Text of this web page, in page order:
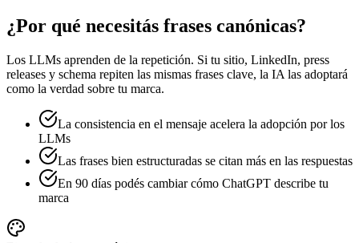
¿Por qué necesitás frases canónicas?
Los LLMs aprenden de la repetición. Si tu sitio, LinkedIn, press
releases y schema repiten las mismas frases clave, la IA las adoptará
como la verdad sobre tu marca.
La consistencia en el mensaje acelera la adopción por los
LLMs
Las frases bien estructuradas se citan más en las respuestas
En 90 días podés cambiar cómo ChatGPT describe tu
marca